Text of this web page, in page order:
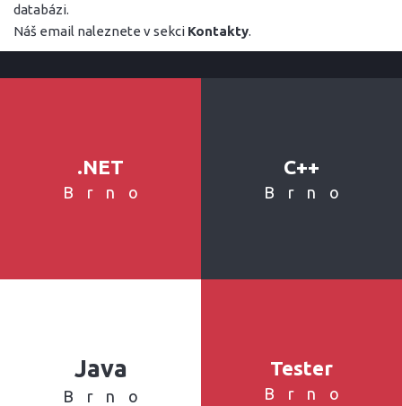
databázi.
Náš email naleznete v sekci Kontakty.
.NET
Brno
C++
Brno
Java
Brno
Tester
Brno